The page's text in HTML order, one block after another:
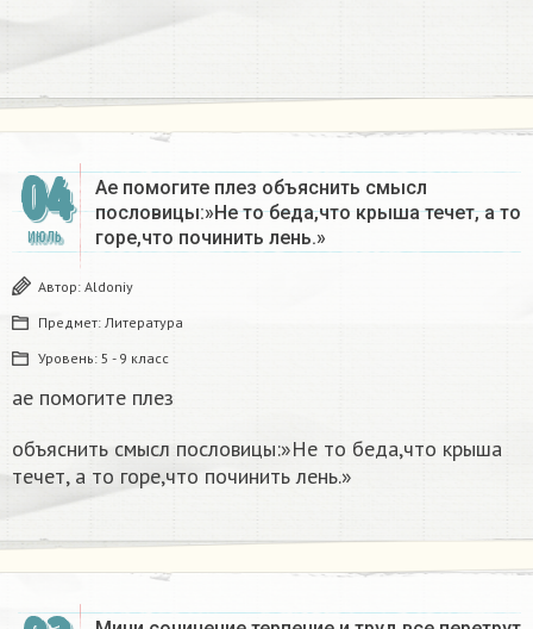
04
ИЮЛЬ
Ае помогите плез объяснить смысл
пословицы:»Не то беда,что крыша течет, а то
горе,что починить лень.»​
Автор: Aldoniy
Предмет: Литература
Уровень: 5 - 9 класс
ае помогите плез
объяснить смысл пословицы:»Не то беда,что крыша
течет, а то горе,что починить лень.»​